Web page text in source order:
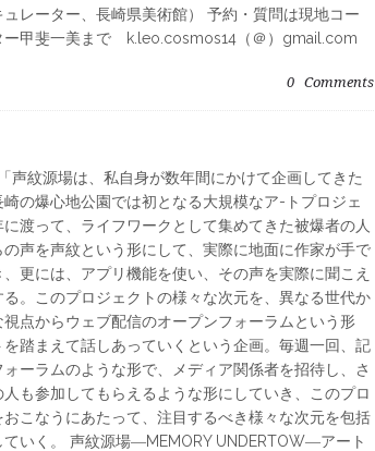
ュレーター、長崎県美術館） 予約・質問は現地コー
ー甲斐一美まで k.leo.cosmos14（＠）gmail.com
0 Comments
声紋源場は、私自身が数年間にかけて企画してきた
崎の爆心地公園では初となる大規模なア-トプロジェ
に渡って、ライフワークとして集めてきた被爆者の人
の声を声紋という形にして、実際に地面に作家が手で
更には、アプリ機能を使い、その声を実際に聞こえ
る。このプロジェクトの様々な次元を、異なる世代か
視点からウェブ配信のオープンフォーラムという形
を踏まえて話しあっていくという企画。毎週一回、記
ーラムのような形で、メディア関係者を招待し、さ
人も参加してもらえるような形にしていき、このプロ
おこなうにあたって、注目するべき様々な次元を包括
ていく。 声紋源場―MEMORY UNDERTOW―アート